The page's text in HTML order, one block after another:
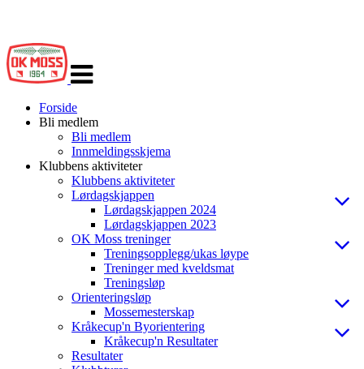
navigasjon
Forside
Bli medlem
Bli medlem
Innmeldingsskjema
Klubbens aktiviteter
Klubbens aktiviteter
Lørdagskjappen
Lørdagskjappen 2024
Lørdagskjappen 2023
OK Moss treninger
Treningsopplegg/ukas løype
Treninger med kveldsmat
Treningsløp
Orienteringsløp
Mossemesterskap
Kråkecup'n Byorientering
Kråkecup'n Resultater
Resultater